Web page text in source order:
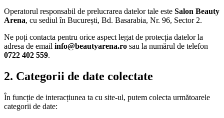
Operatorul responsabil de prelucrarea datelor tale este Salon Beauty
Arena, cu sediul în București, Bd. Basarabia, Nr. 96, Sector 2.
Ne poți contacta pentru orice aspect legat de protecția datelor la
adresa de email info@beautyarena.ro sau la numărul de telefon
0722 402 559.
2. Categorii de date colectate
În funcție de interacțiunea ta cu site-ul, putem colecta următoarele
categorii de date: